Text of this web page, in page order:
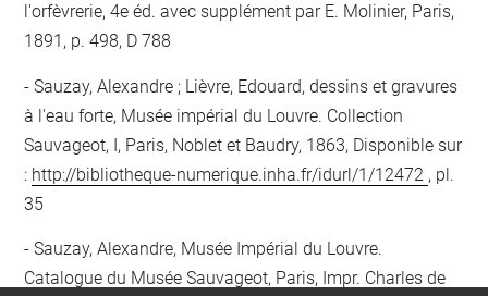
l'orfèvrerie, 4e éd. avec supplément par E. Molinier, Paris,
1891, p. 498, D 788
Sauzay, Alexandre ; Lièvre, Edouard, dessins et gravures
à l'eau forte, Musée impérial du Louvre. Collection
Sauvageot, I, Paris, Noblet et Baudry, 1863, Disponible sur
: http://bibliotheque-numerique.inha.fr/idurl/1/12472 , pl.
35
Sauzay, Alexandre, Musée Impérial du Louvre.
Catalogue du Musée Sauvageot, Paris, Impr. Charles de